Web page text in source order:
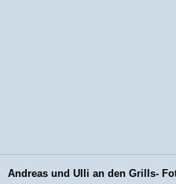
Andreas und Ulli an den Grills-